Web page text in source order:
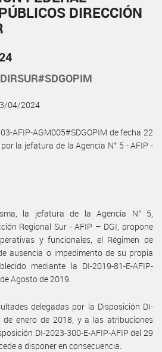
DIRECCIÓN
04/2024
AFIP-AGM005#SDGOPIM de fecha 22
la jefatura de la Agencia N° 5 - AFIP -
la jefatura de la Agencia N° 5,
Regional Sur - AFIP – DGI, propone
y funcionales, el Régimen de
ausencia o impedimento de su propia
mediante la DI-2019-81-E-AFIP-
Agosto de 2019.
delegadas por la Disposición DI-
de enero de 2018, y a las atribuciones
DI-2023-300-E-AFIP-AFIP del 29
a disponer en consecuencia.